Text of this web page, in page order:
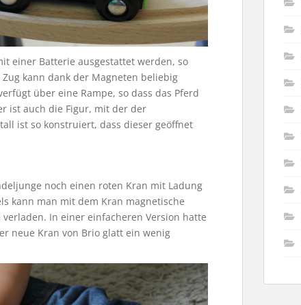
einer Batterie ausgestattet werden, so
kann dank der Magneten beliebig
über eine Rampe, so dass das Pferd
ist auch die Figur, mit der der
ist so konstruiert, dass dieser geöffnet
noch einen roten Kran mit Ladung
kann man mit dem Kran magnetische
In einer einfacheren Version hatte
neue Kran von Brio glatt ein wenig